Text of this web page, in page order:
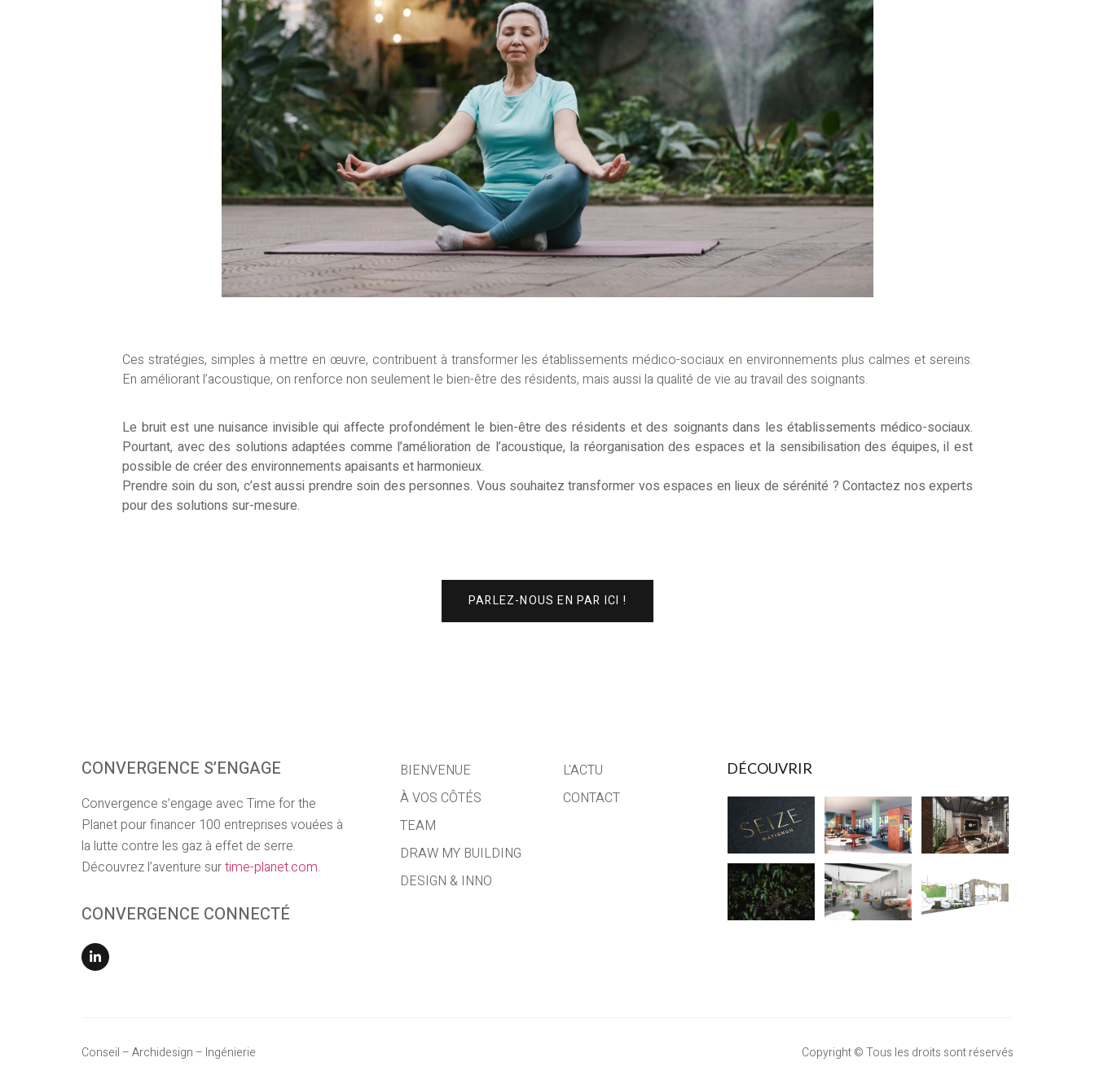
Ces stratégies, simples à mettre en œuvre, contribuent à transformer les établissements médico-sociaux en environnements plus calmes et sereins.
En améliorant l’acoustique, on renforce non seulement le bien-être des résidents, mais aussi la qualité de vie au travail des soignants.
Le bruit est une nuisance invisible qui affecte profondément le bien-être des résidents et des soignants dans les établissements médico-sociaux.
Pourtant, avec des solutions adaptées comme l’amélioration de l’acoustique, la réorganisation des espaces et la sensibilisation des équipes, il est
possible de créer des environnements apaisants et harmonieux.
Prendre soin du son, c’est aussi prendre soin des personnes. Vous souhaitez transformer vos espaces en lieux de sérénité ? Contactez nos experts
pour des solutions sur-mesure.
PARLEZ-NOUS EN PAR ICI !
CONVERGENCE S’ENGAGE
Convergence s’engage avec Time for the
Planet pour financer 100 entreprises vouées à
la lutte contre les gaz à effet de serre.
Découvrez l’aventure surtime-planet.com.
CONVERGENCE CONNECTÉ
BIENVENUE
À VOS CÔTÉS
TEAM
DRAW MY BUILDING
DESIGN & INNO
L'ACTU
CONTACT
DÉCOUVRIR
Conseil – Archidesign – Ingénierie Copyright © Tous les droits sont réservés